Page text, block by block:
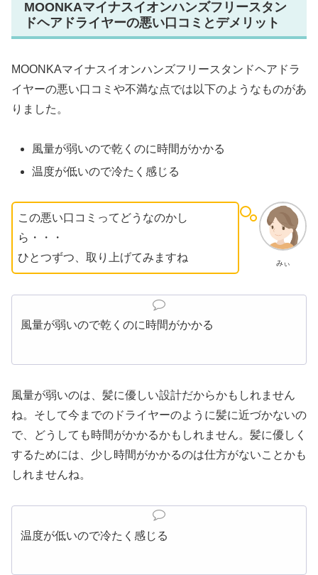
MOONKAマイナスイオンハンズフリースタン
ドヘアドライヤーの悪い口コミとデメリット
MOONKAマイナスイオンハンズフリースタンドヘアドラ
イヤーの悪い口コミや不満な点では以下のようなものがあ
りました。
風量が弱いので乾くのに時間がかかる
温度が低いので冷たく感じる
みぃ
この悪い口コミってどうなのかし
ら・・・
ひとつずつ、取り上げてみますね
風量が弱いので乾くのに時間がかかる
風量が弱いのは、髪に優しい設計だからかもしれません
ね。そして今までのドライヤーのように髪に近づかないの
で、どうしても時間がかかるかもしれません。髪に優しく
するためには、少し時間がかかるのは仕方がないことかも
しれませんね。
温度が低いので冷たく感じる